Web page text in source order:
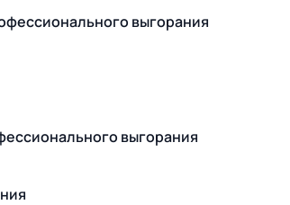
выгорания
выгорания